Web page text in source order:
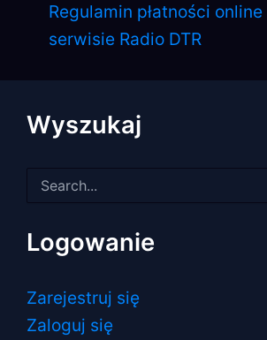
Regulamin płatności online
serwisie Radio DTR
Wyszukaj
dla:
Logowanie
Zarejestruj się
Zaloguj się